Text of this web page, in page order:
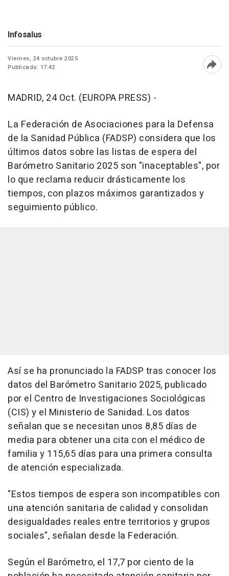
Infosalus
Viernes, 24 octubre 2025
Publicado: 17:42
MADRID, 24 Oct. (EUROPA PRESS) -
La Federación de Asociaciones para la Defensa
de la Sanidad Pública (FADSP) considera que los
últimos datos sobre las listas de espera del
Barómetro Sanitario 2025 son "inaceptables", por
lo que reclama reducir drásticamente los
tiempos, con plazos máximos garantizados y
seguimiento público.
Así se ha pronunciado la FADSP tras conocer los
datos del Barómetro Sanitario 2025, publicado
por el Centro de Investigaciones Sociológicas
(CIS) y el Ministerio de Sanidad. Los datos
señalan que se necesitan unos 8,85 días de
media para obtener una cita con el médico de
familia y 115,65 días para una primera consulta
de atención especializada.
"Estos tiempos de espera son incompatibles con
una atención sanitaria de calidad y consolidan
desigualdades reales entre territorios y grupos
sociales", señalan desde la Federación.
Según el Barómetro, el 17,7 por ciento de la